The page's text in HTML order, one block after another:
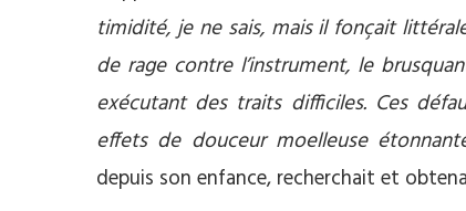
timidité, je ne sais, mais il fonçait
de rage contre l’instrument, le
exécutant des traits difficiles. Ces
effets de douceur moelleuse
depuis son enfance, recherchait et